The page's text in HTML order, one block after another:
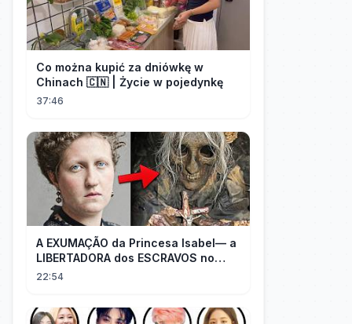
Co można kupić za dniówkę w
Chinach 🇨🇳 | Życie w pojedynkę
37:46
A EXUMAÇÃO da Princesa Isabel— a
LIBERTADORA dos ESCRAVOS no
BRASIL
22:54